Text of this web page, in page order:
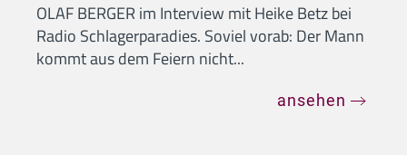
OLAF BERGER im Interview mit Heike Betz bei
Radio Schlagerparadies. Soviel vorab: Der Mann
kommt aus dem Feiern nicht...
ansehen